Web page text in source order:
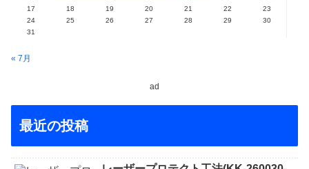
17
18 19 20 21 22
23
24
25 26 27 28 29
30
31
« 7月
ad
最近の投稿